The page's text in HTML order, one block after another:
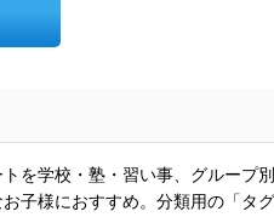
学校・塾・習い事、グループ
子様におすすめ。分類用の「タ